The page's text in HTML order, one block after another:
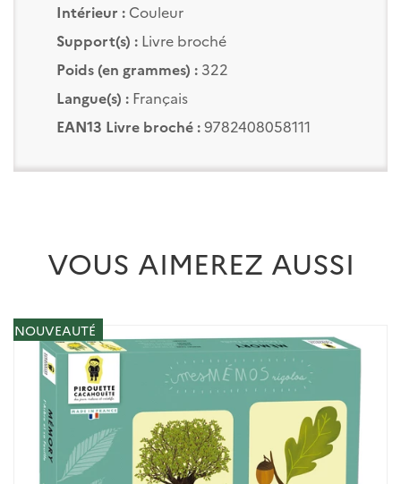
Intérieur :Couleur
Support(s) :Livre broché
Poids (en grammes) :322
Langue(s) :Français
EAN13 Livre broché :9782408058111
VOUS AIMEREZ AUSSI
NOUVEAUTÉ